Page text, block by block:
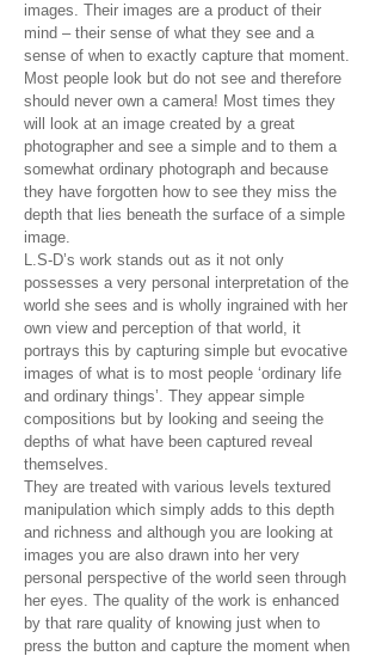
images. Their images are a product of their
mind – their sense of what they see and a
sense of when to exactly capture that moment.
Most people look but do not see and therefore
should never own a camera! Most times they
will look at an image created by a great
photographer and see a simple and to them a
somewhat ordinary photograph and because
they have forgotten how to see they miss the
depth that lies beneath the surface of a simple
image.
L.S-D’s work stands out as it not only
possesses a very personal interpretation of the
world she sees and is wholly ingrained with her
own view and perception of that world, it
portrays this by capturing simple but evocative
images of what is to most people ‘ordinary life
and ordinary things’. They appear simple
compositions but by looking and seeing the
depths of what have been captured reveal
themselves.
They are treated with various levels textured
manipulation which simply adds to this depth
and richness and although you are looking at
images you are also drawn into her very
personal perspective of the world seen through
her eyes. The quality of the work is enhanced
by that rare quality of knowing just when to
press the button and capture the moment when